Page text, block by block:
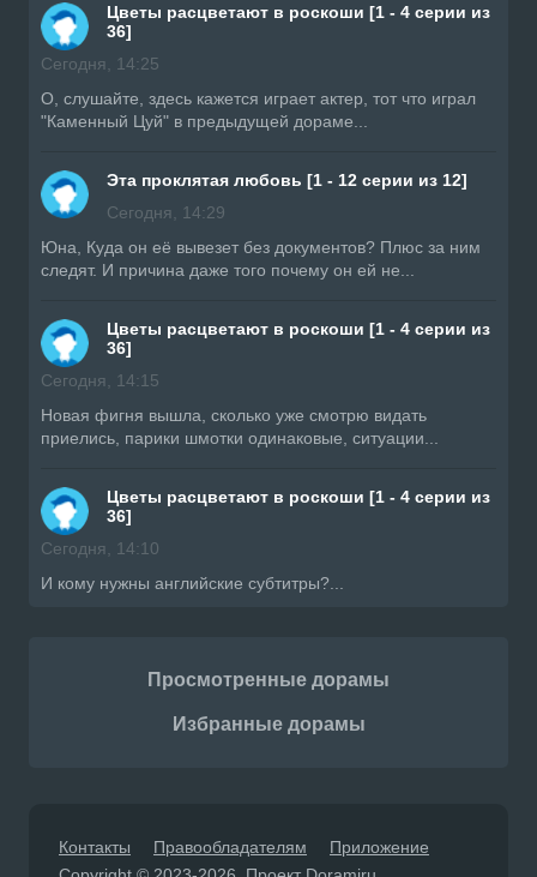
Цветы расцветают в роскоши [1 - 4 серии из
36]
Сегодня, 14:25
О, слушайте, здесь кажется играет актер, тот что играл
"Каменный Цуй" в предыдущей дораме...
Эта проклятая любовь [1 - 12 серии из 12]
Сегодня, 14:29
Юна, Куда он её вывезет без документов? Плюс за ним
следят. И причина даже того почему он ей не...
Цветы расцветают в роскоши [1 - 4 серии из
36]
Сегодня, 14:15
Новая фигня вышла, сколько уже смотрю видать
приелись, парики шмотки одинаковые, ситуации...
Цветы расцветают в роскоши [1 - 4 серии из
36]
Сегодня, 14:10
И кому нужны английские субтитры?...
Просмотренные дорамы
Избранные дорамы
Контакты Правообладателям
Приложение